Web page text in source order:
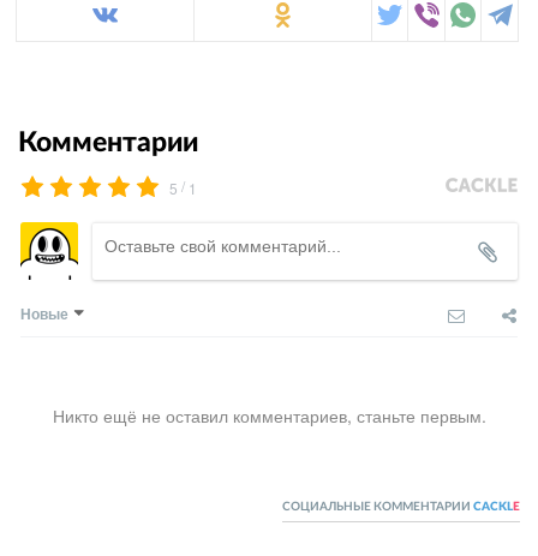
Комментарии
5 / 1
Новые
Никто ещё не оставил комментариев, станьте первым.
СОЦИАЛЬНЫЕ КОММЕНТАРИИ CACKL E